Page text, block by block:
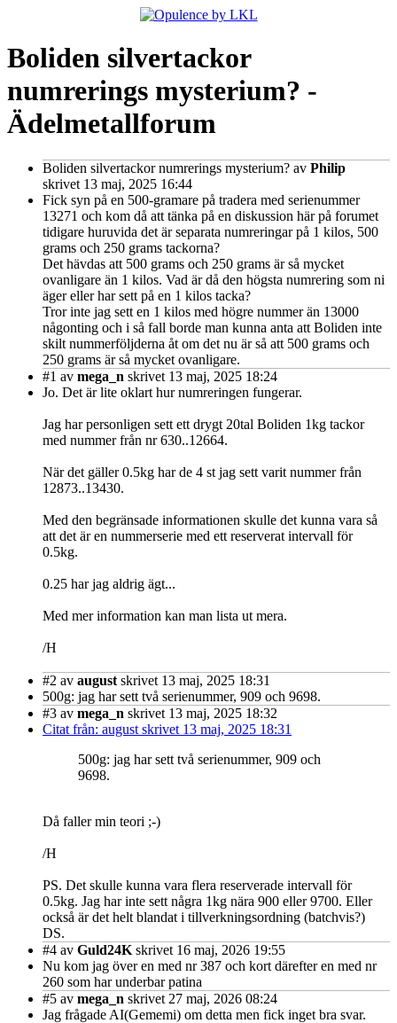
Boliden silvertackor
numrerings mysterium? -
Ädelmetallforum
Boliden silvertackor numrerings mysterium? av Philip
skrivet 13 maj, 2025 16:44
Fick syn på en 500-gramare på tradera med serienummer
13271 och kom då att tänka på en diskussion här på forumet
tidigare huruvida det är separata numreringar på 1 kilos, 500
grams och 250 grams tackorna?
Det hävdas att 500 grams och 250 grams är så mycket
ovanligare än 1 kilos. Vad är då den högsta numrering som ni
äger eller har sett på en 1 kilos tacka?
Tror inte jag sett en 1 kilos med högre nummer än 13000
någonting och i så fall borde man kunna anta att Boliden inte
skilt nummerföljderna åt om det nu är så att 500 grams och
250 grams är så mycket ovanligare.
#1 av mega_n skrivet 13 maj, 2025 18:24
Jo. Det är lite oklart hur numreringen fungerar.
Jag har personligen sett ett drygt 20tal Boliden 1kg tackor
med nummer från nr 630..12664.
När det gäller 0.5kg har de 4 st jag sett varit nummer från
12873..13430.
Med den begränsade informationen skulle det kunna vara så
att det är en nummerserie med ett reserverat intervall för
0.5kg.
0.25 har jag aldrig ägt...
Med mer information kan man lista ut mera.
/H
#2 av august skrivet 13 maj, 2025 18:31
500g: jag har sett två serienummer, 909 och 9698.
#3 av mega_n skrivet 13 maj, 2025 18:32
Citat från: august skrivet 13 maj, 2025 18:31
500g: jag har sett två serienummer, 909 och
9698.
Då faller min teori ;-)
/H
PS. Det skulle kunna vara flera reserverade intervall för
0.5kg. Jag har inte sett några 1kg nära 900 eller 9700. Eller
också är det helt blandat i tillverkningsordning (batchvis?)
DS.
#4 av Guld24K skrivet 16 maj, 2026 19:55
Nu kom jag över en med nr 387 och kort därefter en med nr
260 som har underbar patina
#5 av mega_n skrivet 27 maj, 2026 08:24
Jag frågade AI(Gememi) om detta men fick inget bra svar.